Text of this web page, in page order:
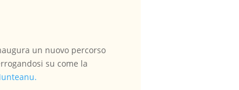
un nuovo percorso
su come la